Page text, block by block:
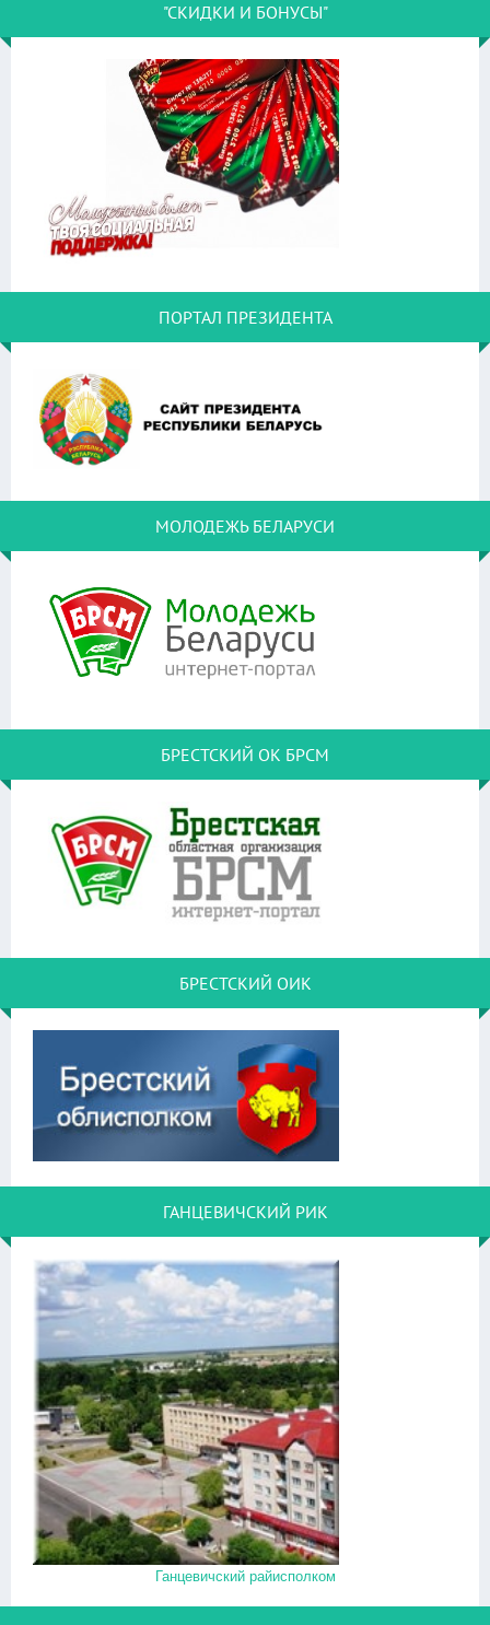
"СКИДКИ И БОНУСЫ"
ПОРТАЛ ПРЕЗИДЕНТА
МОЛОДЕЖЬ БЕЛАРУСИ
БРЕСТСКИЙ ОК БРСМ
БРЕСТСКИЙ ОИК
ГАНЦЕВИЧСКИЙ РИК
Ганцевичский райисполком